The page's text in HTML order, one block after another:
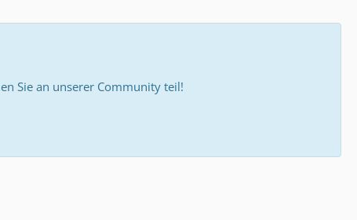
Sie an unserer Community teil!